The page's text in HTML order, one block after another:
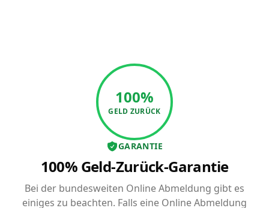
100%
GELD ZURÜCK
GARANTIE
100% Geld-Zurück-Garantie
Bei der bundesweiten Online Abmeldung gibt es
einiges zu beachten. Falls eine Online Abmeldung